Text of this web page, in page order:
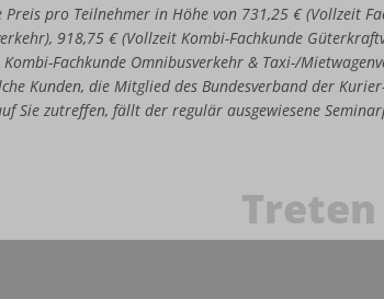
pro Teilnehmer in Höhe von 731,25 € (Vollzeit
918,75 € (Vollzeit Kombi-Fachkunde
Fachkunde Omnibusverkehr & Taxi-/
Kunden, die Mitglied des Bundesverband der
Sie zutreffen, fällt der regulär ausgewiesene